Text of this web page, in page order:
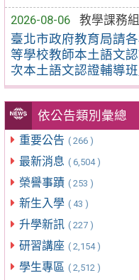
2026-08-06
教學課務組
臺北市政府教育局請
等學校教師本土語文
次本土語文認證輔導班
依公告類別彙總
重要公告 ( 266 )
最新消息 ( 6,504 )
榮譽事蹟 ( 253 )
新生入學 ( 43 )
升學新訊 ( 227 )
研習講座 ( 2,154 )
學生專區 ( 2,512 )